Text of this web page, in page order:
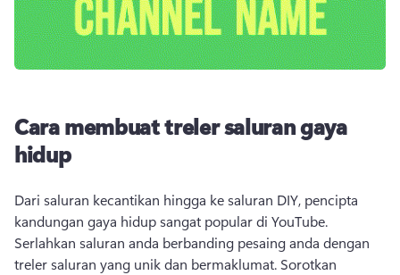
Cara membuat treler saluran gaya
hidup
Dari saluran kecantikan hingga ke saluran DIY, pencipta
Serlahkan saluran anda berbanding pesaing anda dengan
treler saluran yang unik dan bermaklumat. Sorotkan